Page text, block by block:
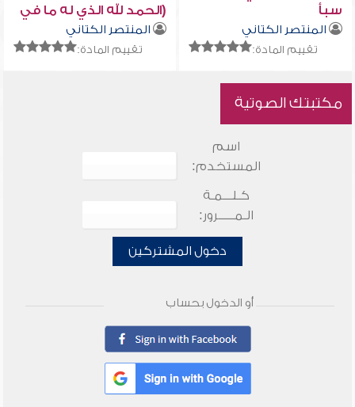
سبأ
المنتصر الكتاني
تقييم المادة:
(الحمد لله الذي له ما في
السماوات وما في الأرض
المنتصر الكتاني
تقييم المادة:
مكتبتك الصوتية
اسم
المستخدم:
كـلـــمـة
الـمـــــرور:
دخول المشتركين
أو الدخول بحساب